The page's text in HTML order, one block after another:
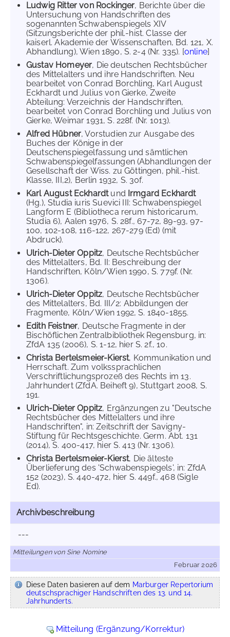
Ludwig Ritter von Rockinger, Berichte über die
Untersuchung von Handschriften des
sogenannten Schwabenspiegels XIV
(Sitzungsberichte der phil.-hist. Classe der
kaiserl. Akademie der Wissenschaften, Bd. 121, X.
Abhandlung), Wien 1890, S. 2-4 (Nr. 335). [online]
Gustav Homeyer, Die deutschen Rechtsbücher
des Mittelalters und ihre Handschriften. Neu
bearbeitet von Conrad Borchling, Karl August
Eckhardt und Julius von Gierke, Zweite
Abteilung: Verzeichnis der Handschriften,
bearbeitet von Conrad Borchling und Julius von
Gierke, Weimar 1931, S. 228f. (Nr. 1013).
Alfred Hübner, Vorstudien zur Ausgabe des
Buches der Könige in der
Deutschenspiegelfassung und sämtlichen
Schwabenspiegelfassungen (Abhandlungen der
Gesellschaft der Wiss. zu Göttingen, phil.-hist.
Klasse, III,2), Berlin 1932, S. 30f.
Karl August Eckhardtund Irmgard Eckhardt
(Hg.), Studia iuris Suevici III: Schwabenspiegel
Langform E (Bibliotheca rerum historicarum,
Studia 6), Aalen 1976, S. 28f., 67-72, 89-93, 97-
100, 102-108, 116-122, 267-279 (Ed) (mit
Abdruck).
Ulrich-Dieter Oppitz, Deutsche Rechtsbücher
des Mittelalters, Bd. II: Beschreibung der
Handschriften, Köln/Wien 1990, S. 779f. (Nr.
1306).
Ulrich-Dieter Oppitz, Deutsche Rechtsbücher
des Mittelalters, Bd. III/2: Abbildungen der
Fragmente, Köln/Wien 1992, S. 1840-1855.
Edith Feistner, Deutsche Fragmente in der
Bischöflichen Zentralbibliothek Regensburg, in:
ZfdA 135 (2006), S. 1-12, hier S. 2f., 10.
Christa Bertelsmeier-Kierst, Kommunikation und
Herrschaft. Zum volkssprachlichen
Verschriftlichungsprozeß des Rechts im 13.
Jahrhundert (ZfdA. Beiheft 9), Stuttgart 2008, S.
191.
Ulrich-Dieter Oppitz, Ergänzungen zu "Deutsche
Rechtsbücher des Mittelalters und ihre
Handschriften", in: Zeitschrift der Savigny-
Stiftung für Rechtsgeschichte. Germ. Abt. 131
(2014), S. 400-417, hier S. 413 (Nr. 1306).
Christa Bertelsmeier-Kierst, Die älteste
Überlieferung des 'Schwabenspiegels', in: ZfdA
152 (2023), S. 440-472, hier S. 449f., 468 (Sigle
Ed).
Archivbeschreibung
---
Mitteilungen von Sine Nomine
Februar 2026
Diese Daten basieren auf dem Marburger Repertorium
deutschsprachiger Handschriften des 13. und 14.
Jahrhunderts.
Mitteilung (Ergänzung/Korrektur)